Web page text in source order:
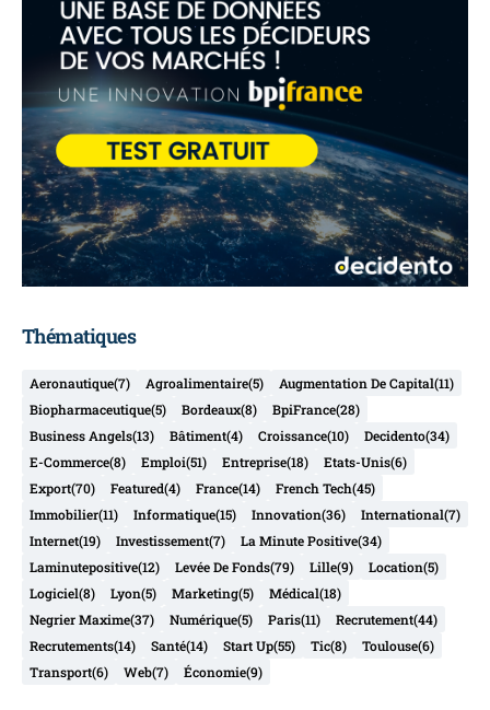
Thématiques
Aeronautique(7) Agroalimentaire(5) Augmentation De Capital(11)
Biopharmaceutique(5) Bordeaux(8) BpiFrance(28)
Business Angels(13) Bâtiment(4) Croissance(10) Decidento(34)
E-Commerce(8) Emploi(51) Entreprise(18) Etats-Unis(6)
Export(70) Featured(4) France(14) French Tech(45)
Immobilier(11) Informatique(15) Innovation(36) International(7)
Internet(19) Investissement(7) La Minute Positive(34)
Laminutepositive(12) Levée De Fonds(79) Lille(9) Location(5)
Logiciel(8) Lyon(5) Marketing(5) Médical(18)
Negrier Maxime(37) Numérique(5) Paris(11) Recrutement(44)
Recrutements(14) Santé(14) Start Up(55) Tic(8) Toulouse(6)
Transport(6) Web(7) Économie(9)